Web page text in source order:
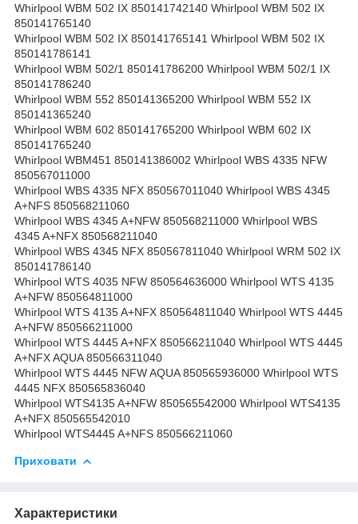
Whirlpool WBM 502 IX 850141742140 Whirlpool WBM 502 IX
850141765140
Whirlpool WBM 502 IX 850141765141 Whirlpool WBM 502 IX
850141786141
Whirlpool WBM 502/1 850141786200 Whirlpool WBM 502/1 IX
850141786240
Whirlpool WBM 552 850141365200 Whirlpool WBM 552 IX
850141365240
Whirlpool WBM 602 850141765200 Whirlpool WBM 602 IX
850141765240
Whirlpool WBM451 850141386002 Whirlpool WBS 4335 NFW
850567011000
Whirlpool WBS 4335 NFX 850567011040 Whirlpool WBS 4345
A+NFS 850568211060
Whirlpool WBS 4345 A+NFW 850568211000 Whirlpool WBS
4345 A+NFX 850568211040
Whirlpool WBS 4345 NFX 850567811040 Whirlpool WRM 502 IX
850141786140
Whirlpool WTS 4035 NFW 850564636000 Whirlpool WTS 4135
A+NFW 850564811000
Whirlpool WTS 4135 A+NFX 850564811040 Whirlpool WTS 4445
A+NFW 850566211000
Whirlpool WTS 4445 A+NFX 850566211040 Whirlpool WTS 4445
A+NFX AQUA 850566311040
Whirlpool WTS 4445 NFW AQUA 850565936000 Whirlpool WTS
4445 NFX 850565836040
Whirlpool WTS4135 A+NFW 850565542000 Whirlpool WTS4135
A+NFX 850565542010
Whirlpool WTS4445 A+NFS 850566211060
Приховати
Характеристики